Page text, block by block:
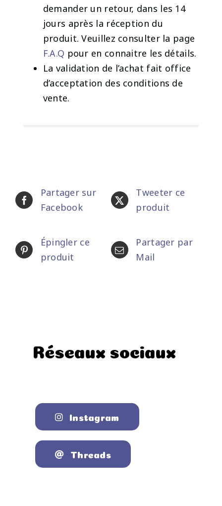
demander un retour, dans les 14
jours après la réception du
produit. Veuillez consulter la page
F.A.Q pour en connaitre les détails.
La validation de l’achat fait office
d’acceptation des conditions de
vente.
Partager sur
Facebook
Tweeter ce
produit
Épingler ce
produit
Partager par
Mail
Réseaux sociaux
Instagram
Threads